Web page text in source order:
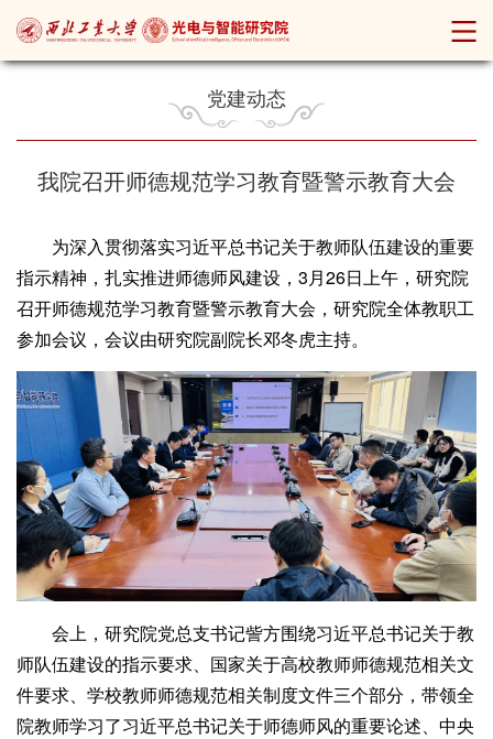
党建动态
我院召开师德规范学习教育暨警示教育大会
为深入贯彻落实习近平总书记关于教师队伍建设的重要
指示精神，扎实推进师德师风建设，3月26日上午，研究院
召开师德规范学习教育暨警示教育大会，研究院全体教职工
参加会议，会议由研究院副院长邓冬虎主持。
会上，研究院党总支书记訾方围绕习近平总书记关于教
师队伍建设的指示要求、国家关于高校教师师德规范相关文
件要求、学校教师师德规范相关制度文件三个部分，带领全
院教师学习了习近平总书记关于师德师风的重要论述、中央